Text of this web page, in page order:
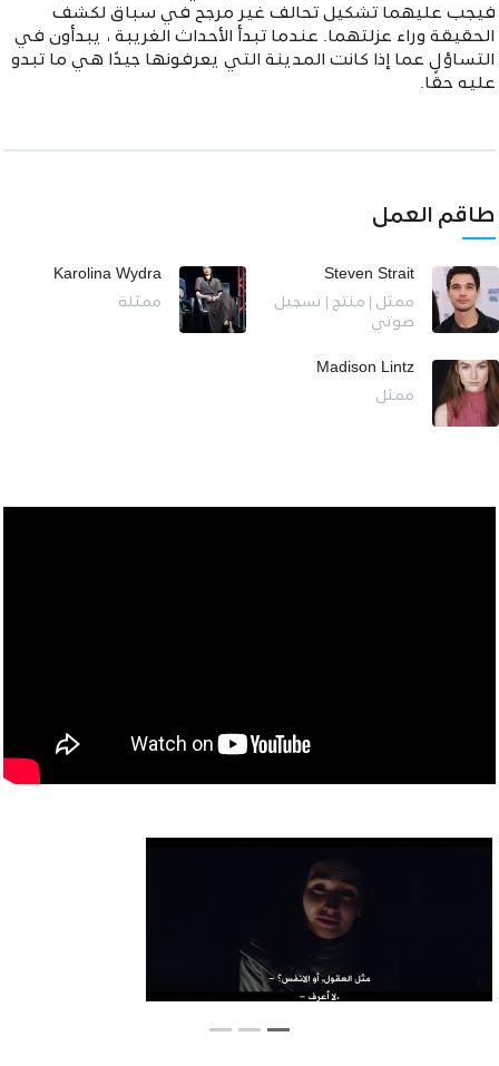
فيجب عليهما تشكيل تحالف غير مرجح في سباق لكشف
الحقيقة وراء عزلتهما. عندما تبدأ الأحداث الغريبة ، يبدأون في
التساؤل عما إذا كانت المدينة التي يعرفونها جيدًا هي ما تبدو
عليه حقًا.
طاقم العمل
Steven Strait
ممثل | منتج | تسجيل
صوتي
Karolina Wydra
ممثلة
Madison Lintz
ممثل